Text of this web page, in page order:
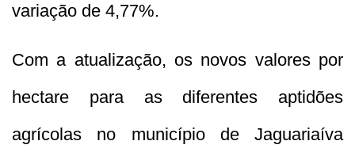
variação de 4,77%.
Com a atualização, os novos valores por
hectare para as diferentes aptidões
agrícolas no município de Jaguariaíva